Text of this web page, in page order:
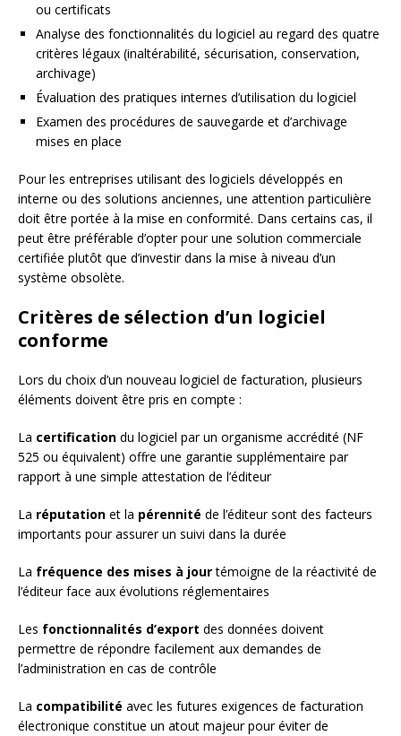
ou certificats
Analyse des fonctionnalités du logiciel au regard des quatre
critères légaux (inaltérabilité, sécurisation, conservation,
archivage)
Évaluation des pratiques internes d’utilisation du logiciel
Examen des procédures de sauvegarde et d’archivage
mises en place
Pour les entreprises utilisant des logiciels développés en
interne ou des solutions anciennes, une attention particulière
doit être portée à la mise en conformité. Dans certains cas, il
peut être préférable d’opter pour une solution commerciale
certifiée plutôt que d’investir dans la mise à niveau d’un
système obsolète.
Critères de sélection d’un logiciel
conforme
Lors du choix d’un nouveau logiciel de facturation, plusieurs
éléments doivent être pris en compte :
La certification du logiciel par un organisme accrédité (NF
525 ou équivalent) offre une garantie supplémentaire par
rapport à une simple attestation de l’éditeur
La réputation et la pérennité de l’éditeur sont des facteurs
importants pour assurer un suivi dans la durée
La fréquence des mises à jourtémoigne de la réactivité de
l’éditeur face aux évolutions réglementaires
Les fonctionnalités d’export des données doivent
permettre de répondre facilement aux demandes de
l’administration en cas de contrôle
La compatibilité avec les futures exigences de facturation
électronique constitue un atout majeur pour éviter de